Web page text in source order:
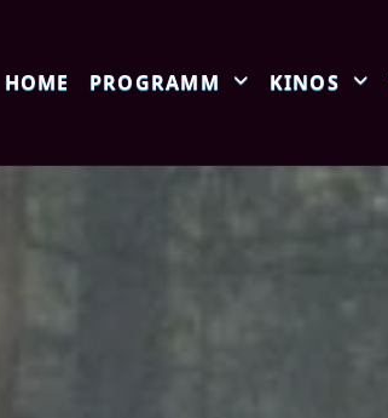
HOME PROGRAMM KINOS